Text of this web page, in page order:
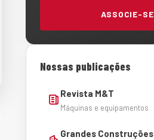
ASSOCIE-SE
Nossas publicações
Revista M&T
Máquinas e equipamentos
Grandes Construções